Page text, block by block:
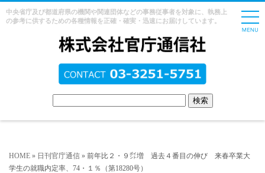
中央省庁及び都道府県の機関や関連団体などの事務従事者を対象に、執務上
の参考に供するための各種情報を正確・確実・迅速にお届けしています。
HOME » 日刊官庁通信 » 前年比２・９㌽増 過去４番目の伸び 来春卒業大
学生の就職内定率、74・１％（第18280号）